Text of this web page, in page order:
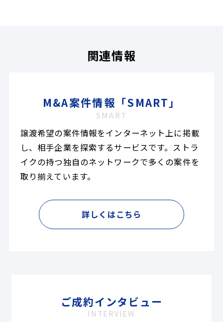
関連情報
M&A案件情報「SMART」
SMART
譲渡希望の案件情報をインターネット上に掲載
し、相手企業を探索するサービスです。ストラ
イクの持つ独自のネットワークで多くの案件を
取り揃えています。
詳しくはこちら
ご成約インタビュー
INTERVIEW